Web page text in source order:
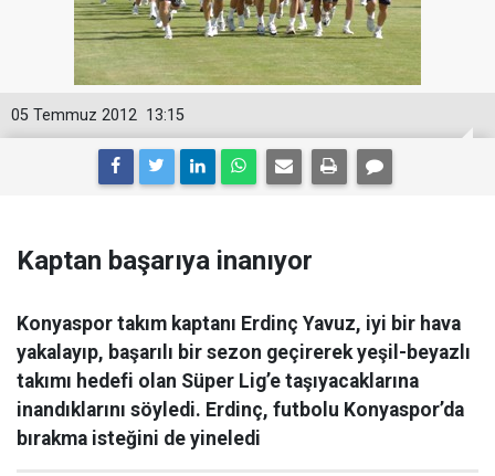
13:15
05 Temmuz 2012
Kaptan başarıya inanıyor
Konyaspor takım kaptanı Erdinç Yavuz, iyi bir hava
yakalayıp, başarılı bir sezon geçirerek yeşil-beyazlı
takımı hedefi olan Süper Lig’e taşıyacaklarına
inandıklarını söyledi. Erdinç, futbolu Konyaspor’da
bırakma isteğini de yineledi